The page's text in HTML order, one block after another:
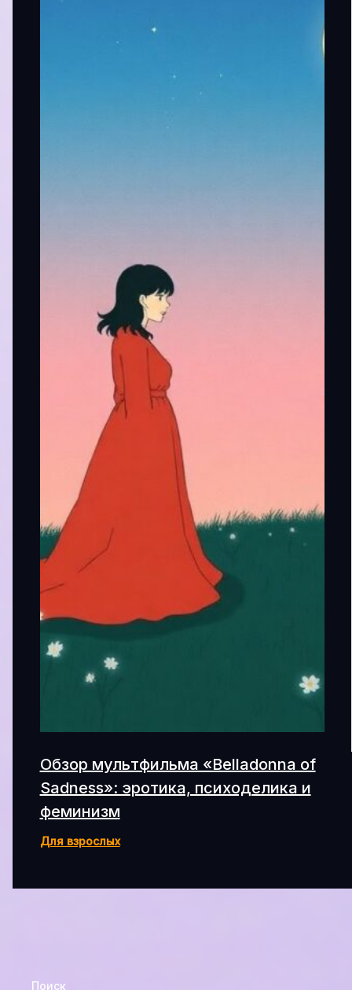
Поиск
Обзор мультфильма «Belladonna of
Sadness»: эротика, психоделика и
феминизм
Для взрослых